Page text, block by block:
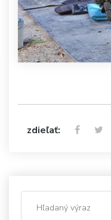
zdieľať: